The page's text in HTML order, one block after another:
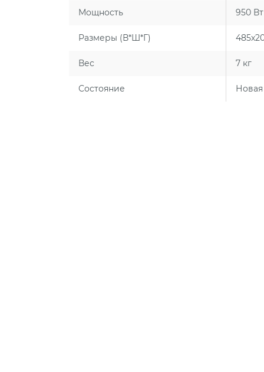
Мощность 950 Вт
Размеры (В*Ш*Г)
Вес 7 кг
Состояние Новая